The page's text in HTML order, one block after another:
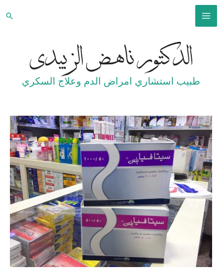
تخطي
MAIN
MENU
الدكتور ناهض الزبيدي
طبيب استشاري امراض الدم وعلاج السكري